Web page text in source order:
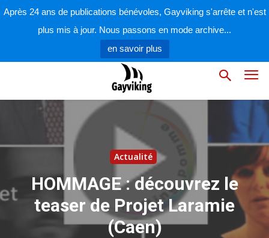
Après 24 ans de publications bénévoles, Gayviking s'arrête et n'est
plus mis à jour. Nous passons en mode archive...
en savoir plus
Actualité
HOMMAGE : découvrez le
teaser de Projet Laramie
(Caen)